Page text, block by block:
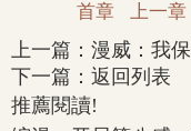
首章 上一章
上一篇： 漫威：我
下一篇： 返回列表
推薦閱讀!